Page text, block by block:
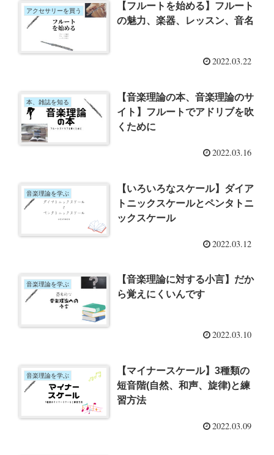
アクセサリーを買う
【フルートを始める】フルート
の魅力、楽器、レッスン、音名
2022.03.22
本、雑誌を知る
【音楽理論の本、音楽理論のサ
イト】フルートでアドリブを吹
くために
2022.03.16
音楽理論を学ぶ
【いろいろなスケール】ダイア
トニックスケールとペンタトニ
ックスケール
2022.03.12
音楽理論を学ぶ
【音楽理論に対する小言】だか
ら覚えにくいんです
2022.03.10
音楽理論を学ぶ
【マイナースケール】3種類の
短音階(自然、和声、旋律)と練
習方法
2022.03.09